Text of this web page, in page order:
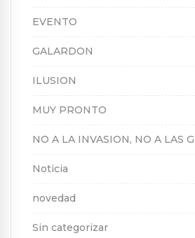
EVENTO
GALARDON
ILUSION
MUY PRONTO
NO A LA INVASION, NO A LAS
Noticia
novedad
Sin categorizar